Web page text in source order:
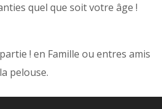
quel que soit votre âge !
! en Famille ou entres amis
pelouse.